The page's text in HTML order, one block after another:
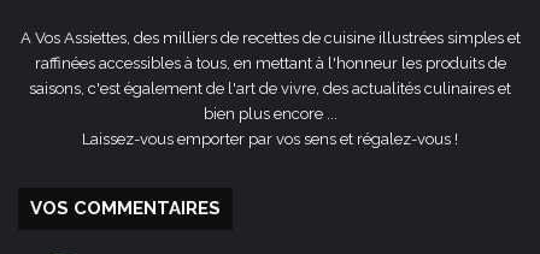
A Vos Assiettes, des milliers de recettes de cuisine illustrées simples et
raffinées accessibles à tous, en mettant à l'honneur les produits de
saisons, c'est également de l'art de vivre, des actualités culinaires et
bien plus encore ...
Laissez-vous emporter par vos sens et régalez-vous !
VOS COMMENTAIRES